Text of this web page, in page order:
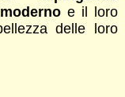
e il loro
delle loro